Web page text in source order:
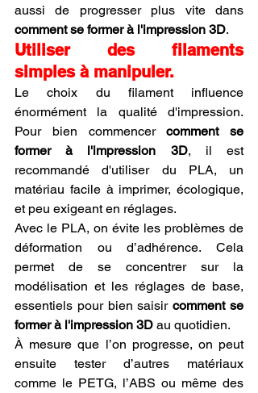
comment se former à l'impression 3D.
Utiliser des filaments
simples à manipuler.
Le choix du filament influence
énormément la qualité d'impression.
Pour bien commencer comment se
former à l'impression 3D, il est
recommandé d'utiliser du PLA, un
matériau facile à imprimer, écologique,
et peu exigeant en réglages.
Avec le PLA, on évite les problèmes de
déformation ou d’adhérence. Cela
permet de se concentrer sur la
modélisation et les réglages de base,
essentiels pour bien saisir comment se
former à l'impression 3D au quotidien.
À mesure que l’on progresse, on peut
ensuite tester d’autres matériaux
comme le PETG, l’ABS ou même des